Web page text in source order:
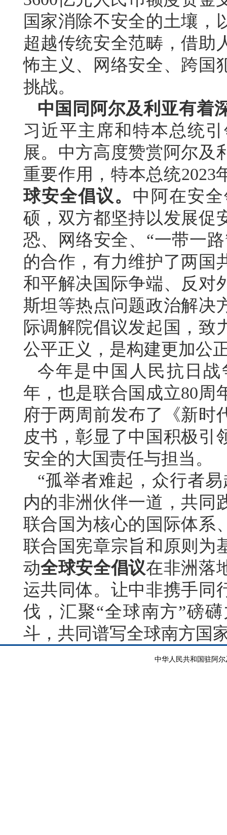
国家消除不安全的土壤，
超越传统安全范畴，借助
怖主义、网络安全、跨国
挑战。
中国同阿尔及利亚有着
习近平主席和特本总统
展。中方高度赞赏阿尔及
重要作用，特本总统2023
球安全倡议。 中阿在安
硕，双方都坚持以发展促
恐、网络安全、“一带一
的合作，有力维护了两国
和平解决国际争端、反对
斯坦等热点问题政治解决
际调解院倡议发起国，致
公平正义，是构建更加公
今年是中国人民抗日
年，也是联合国成立80周
府于两周前发布了《新时
皮书，彰显了中国积极引
安全的大国责任与担当。
“孤举者难起，众行者
内的非洲伙伴一道，共同
联合国为核心的国际体系
联合国宪章宗旨和原则为
动全球安全倡议在非洲落
运共同体。让中非携手同
伐，汇聚“全球南方”磅
斗，共同谱写全球南方国
中华人民共和国驻阿